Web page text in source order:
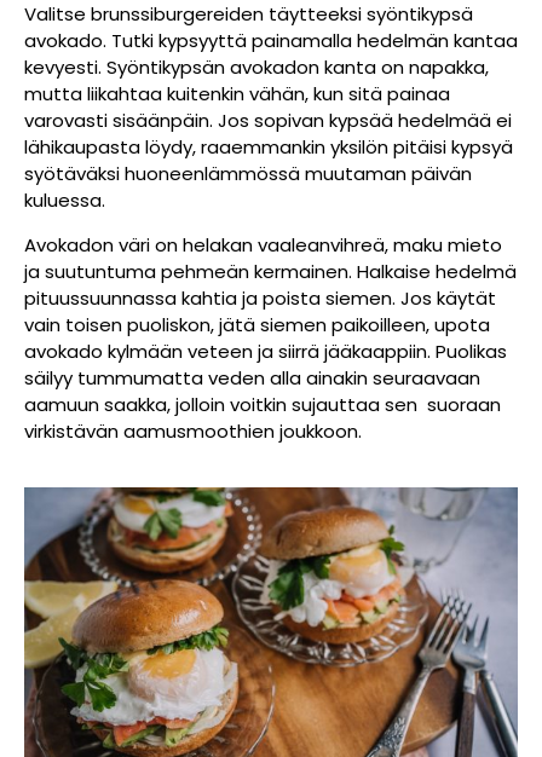
Valitse brunssiburgereiden täytteeksi syöntikypsä
avokado. Tutki kypsyyttä painamalla hedelmän kantaa
kevyesti. Syöntikypsän avokadon kanta on napakka,
mutta liikahtaa kuitenkin vähän, kun sitä painaa
varovasti sisäänpäin. Jos sopivan kypsää hedelmää ei
lähikaupasta löydy, raaemmankin yksilön pitäisi kypsyä
syötäväksi huoneenlämmössä muutaman päivän
kuluessa.
Avokadon väri on helakan vaaleanvihreä, maku mieto
ja suutuntuma pehmeän kermainen. Halkaise hedelmä
pituussuunnassa kahtia ja poista siemen. Jos käytät
vain toisen puoliskon, jätä siemen paikoilleen, upota
avokado kylmään veteen ja siirrä jääkaappiin. Puolikas
säilyy tummumatta veden alla ainakin seuraavaan
aamuun saakka, jolloin voitkin sujauttaa sen suoraan
virkistävän aamusmoothien joukkoon.